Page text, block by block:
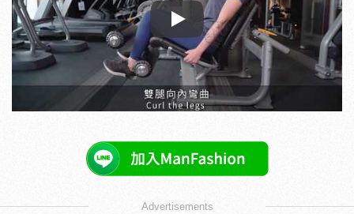
Play
Advertisements